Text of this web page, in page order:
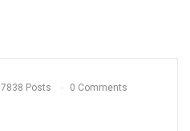
7838 Posts 0 Comments